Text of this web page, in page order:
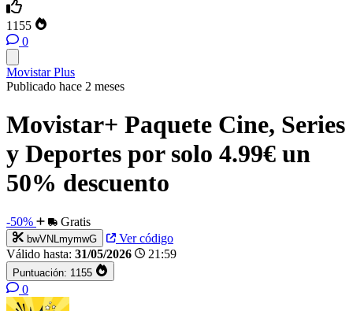
1155
0
Movistar Plus
Publicado hace 2 meses
Movistar+ Paquete Cine, Series
y Deportes por solo 4.99€ un
50% descuento
-50% Gratis
bwVNLmymwG
Ver código
Válido hasta: 31/05/2026 21:59
Puntuación: 1155
0